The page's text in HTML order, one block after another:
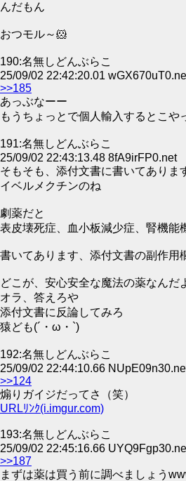
んだもん
おつモル～🐹
190:名無しどんぶらこ
25/09/02 22:42:20.01
>>185
あっぶなーー
もうちょっとで個人輸入するとこや
191:名無しどんぶらこ
25/09/02 22:43:13.48 8fA9irFP0.net
そもそも、添付文書に書いてありま
イベルメクチンのね
劇薬だと
表皮壊死症、血小板減少症、腎機能
書いてあります、添付文書の副作用
どこが、安心安全な魔法の薬なんだ
オラ、答えろや
添付文書に反論してみろ
猿ども(´・ω・`)
192:名無しどんぶらこ
25/09/02 22:44:10.66
>>124
煽りガイジだってさ（笑）
URLﾘﾝｸ(i.imgur.com)
193:名無しどんぶらこ
25/09/02 22:45:16.66
>>187
まずは薬は買う前に調べましょう